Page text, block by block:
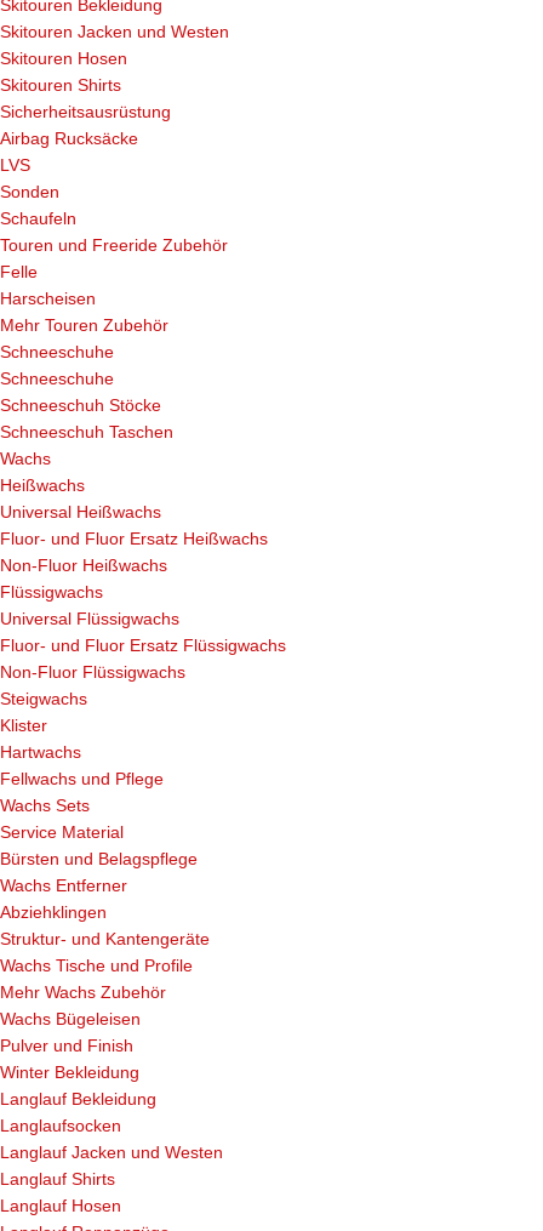
Skitouren Bekleidung
Skitouren Jacken und Westen
Skitouren Hosen
Skitouren Shirts
Sicherheitsausrüstung
Airbag Rucksäcke
LVS
Sonden
Schaufeln
Touren und Freeride Zubehör
Felle
Harscheisen
Mehr Touren Zubehör
Schneeschuhe
Schneeschuhe
Schneeschuh Stöcke
Schneeschuh Taschen
Wachs
Heißwachs
Universal Heißwachs
Fluor- und Fluor Ersatz Heißwachs
Non-Fluor Heißwachs
Flüssigwachs
Universal Flüssigwachs
Fluor- und Fluor Ersatz Flüssigwachs
Non-Fluor Flüssigwachs
Steigwachs
Klister
Hartwachs
Fellwachs und Pflege
Wachs Sets
Service Material
Bürsten und Belagspflege
Wachs Entferner
Abziehklingen
Struktur- und Kantengeräte
Wachs Tische und Profile
Mehr Wachs Zubehör
Wachs Bügeleisen
Pulver und Finish
Winter Bekleidung
Langlauf Bekleidung
Langlaufsocken
Langlauf Jacken und Westen
Langlauf Shirts
Langlauf Hosen